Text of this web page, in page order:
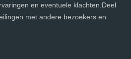
en eventuele klachten.Deel
met andere bezoekers en